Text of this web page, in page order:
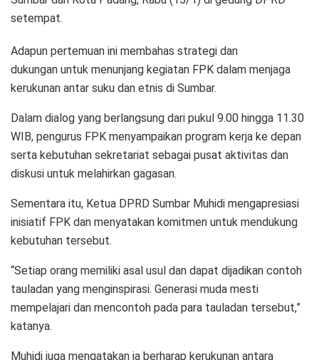
setempat.
Adapun pertemuan ini membahas strategi dan
dukungan untuk menunjang kegiatan FPK dalam menjaga
kerukunan antar suku dan etnis di Sumbar.
Dalam dialog yang berlangsung dari pukul 9.00 hingga 11.30
WIB, pengurus FPK menyampaikan program kerja ke depan
serta kebutuhan sekretariat sebagai pusat aktivitas dan
diskusi untuk melahirkan gagasan.
Sementara itu, Ketua DPRD Sumbar Muhidi mengapresiasi
inisiatif FPK dan menyatakan komitmen untuk mendukung
kebutuhan tersebut.
“Setiap orang memiliki asal usul dan dapat dijadikan contoh
tauladan yang menginspirasi. Generasi muda mesti
mempelajari dan mencontoh pada para tauladan tersebut,”
katanya.
Muhidi juga mengatakan ia berharap kerukunan antara